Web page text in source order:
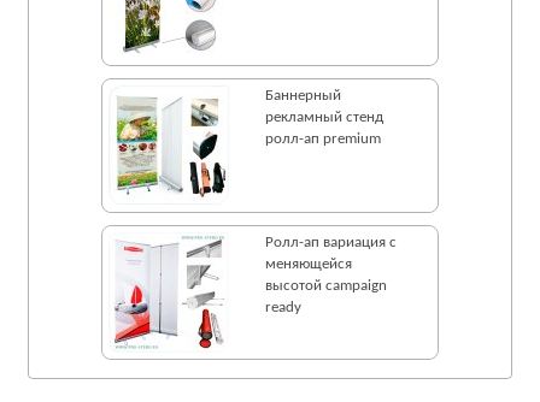
Баннерный
рекламный стенд
ролл-ап premium
Ролл-ап вариация с
меняющейся
высотой campaign
ready